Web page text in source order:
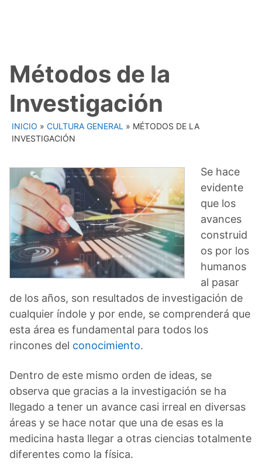
Métodos de la
Investigación
INICIO » CULTURA GENERAL » MÉTODOS DE LA
INVESTIGACIÓN
Se hace
evidente
que los
avances
construid
os por los
humanos
al pasar
de los años, son resultados de investigación de
cualquier índole y por ende, se comprenderá que
esta área es fundamental para todos los
rincones del conocimiento.
Dentro de este mismo orden de ideas, se
observa que gracias a la investigación se ha
llegado a tener un avance casi irreal en diversas
áreas y se hace notar que una de esas es la
medicina hasta llegar a otras ciencias totalmente
diferentes como la física.